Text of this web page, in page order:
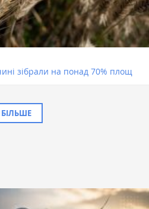
зібрали на понад 70% площ
БІЛЬШЕ